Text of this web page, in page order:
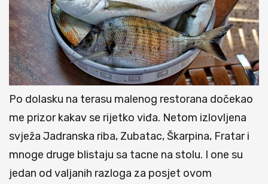
Po dolasku na terasu malenog restorana dočekao
me prizor kakav se rijetko viđa. Netom izlovljena
svježa Jadranska riba, Zubatac, Škarpina, Fratar i
mnoge druge blistaju sa tacne na stolu. I one su
jedan od valjanih razloga za posjet ovom